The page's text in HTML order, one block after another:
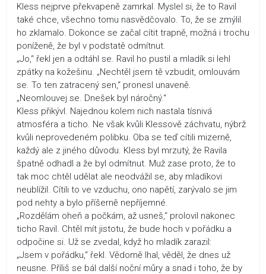
Kless nejprve překvapeně zamrkal. Myslel si, že to Ravil
také chce, všechno tomu nasvědčovalo. To, že se zmýlil
ho zklamalo. Dokonce se začal cítit trapně, možná i trochu
poníženě, že byl v podstatě odmítnut.
„Jo,“ řekl jen a odtáhl se. Ravil ho pustil a mladík si lehl
zpátky na kožešinu. „Nechtěl jsem tě vzbudit, omlouvám
se. To ten zatracený sen,“ pronesl unaveně.
„Neomlouvej se. Dnešek byl náročný.“
Kless přikývl. Najednou kolem nich nastala tísnivá
atmosféra a ticho. Ne však kvůli Klessově záchvatu, nýbrž
kvůli neprovedeném polibku. Oba se teď cítili mizerně,
každý ale z jiného důvodu. Kless byl mrzutý, že Ravila
špatně odhadl a že byl odmítnut. Muž zase proto, že to
tak moc chtěl udělat ale neodvážil se, aby mladíkovi
neublížil. Cítili to ve vzduchu, ono napětí, zarývalo se jim
pod nehty a bylo příšerně nepříjemné.
„Rozdělám oheň a počkám, až usneš,“ prolovil nakonec
ticho Ravil. Chtěl mít jistotu, že bude hoch v pořádku a
odpočine si. Už se zvedal, když ho mladík zarazil:
„Jsem v pořádku,“ řekl. Vědomě lhal, věděl, že dnes už
neusne. Příliš se bál další noční můry a snad i toho, že by